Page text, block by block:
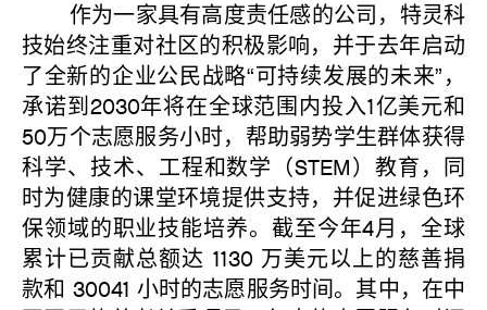
作为一家具有高度责任感的公司，特灵科
技始终注重对社区的积极影响，并于去年启动
了全新的企业公民战略“可持续发展的未来”，
承诺到2030年将在全球范围内投入1亿美元和
50万个志愿服务小时，帮助弱势学生群体获得
科学、技术、工程和数学（STEM）教育，同
时为健康的课堂环境提供支持，并促进绿色环
保领域的职业技能培养。截至今年4月，全球
累计已贡献总额达 1130 万美元以上的慈善捐
款和 30041 小时的志愿服务时间。其中，在中